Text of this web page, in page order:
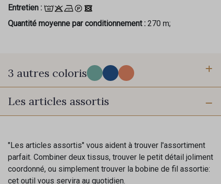
Entretien :
Quantité moyenne par conditionnement : 270 m;
3 autres coloris
PROMO
201 - Sorbet
Les articles assortis
"Les articles assortis" vous aident à trouver l'assortiment
parfait. Combiner deux tissus, trouver le petit détail joliment
coordonné, ou simplement trouver la bobine de fil assortie:
cet outil vous servira au quotidien.